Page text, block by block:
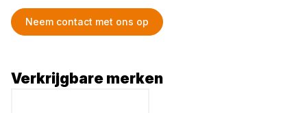
Neem contact met ons op
Verkrijgbare merken